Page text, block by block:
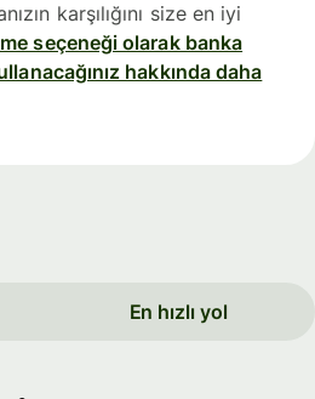
karşılığını size en iyi
seçeneği olarak banka
hakkında daha
En hızlı yol